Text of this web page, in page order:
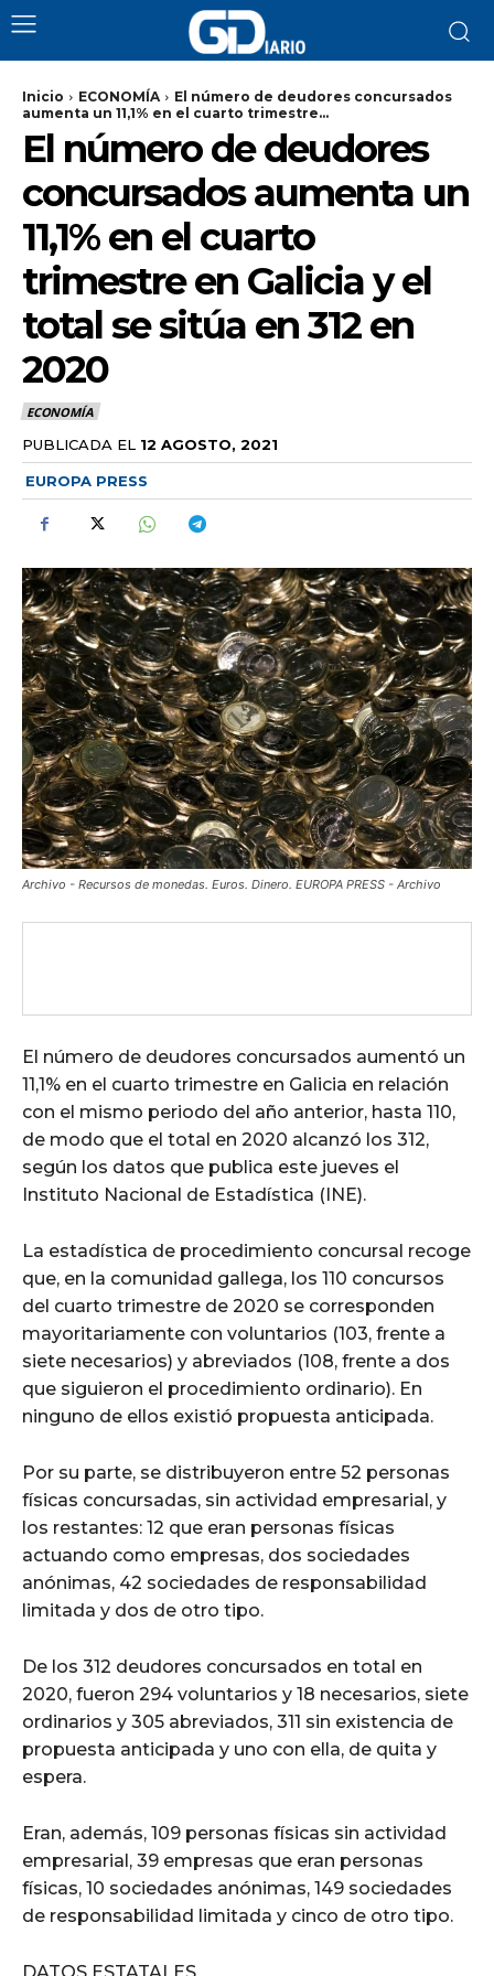
Inicio ECONOMÍA
El número de deudores concursados
aumenta un 11,1% en el cuarto trimestre...
El número de deudores
concursados aumenta un
11,1% en el cuarto
trimestre en Galicia y el
total se sitúa en 312 en
2020
ECONOMÍA
PUBLICADA EL 12 AGOSTO, 2021
EUROPA PRESS
Archivo - Recursos de monedas. Euros. Dinero. EUROPA PRESS - Archivo
El número de deudores concursados aumentó un
11,1% en el cuarto trimestre en Galicia en relación
con el mismo periodo del año anterior, hasta 110,
de modo que el total en 2020 alcanzó los 312,
según los datos que publica este jueves el
Instituto Nacional de Estadística (INE).
La estadística de procedimiento concursal recoge
que, en la comunidad gallega, los 110 concursos
del cuarto trimestre de 2020 se corresponden
mayoritariamente con voluntarios (103, frente a
siete necesarios) y abreviados (108, frente a dos
que siguieron el procedimiento ordinario). En
ninguno de ellos existió propuesta anticipada.
Por su parte, se distribuyeron entre 52 personas
físicas concursadas, sin actividad empresarial, y
los restantes: 12 que eran personas físicas
actuando como empresas, dos sociedades
anónimas, 42 sociedades de responsabilidad
limitada y dos de otro tipo.
De los 312 deudores concursados en total en
2020, fueron 294 voluntarios y 18 necesarios, siete
ordinarios y 305 abreviados, 311 sin existencia de
propuesta anticipada y uno con ella, de quita y
espera.
Eran, además, 109 personas físicas sin actividad
empresarial, 39 empresas que eran personas
físicas, 10 sociedades anónimas, 149 sociedades
de responsabilidad limitada y cinco de otro tipo.
DATOS ESTATALES